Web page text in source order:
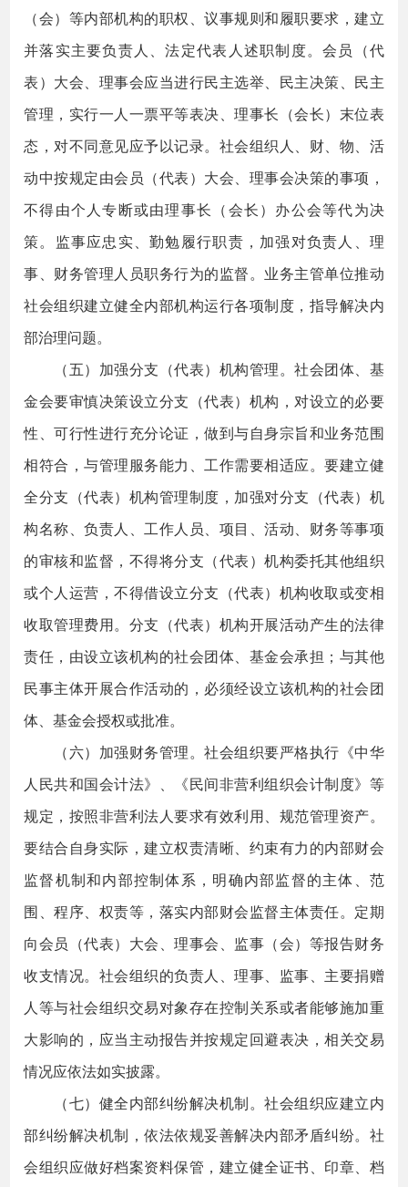
（会）等内部机构的职权、议事规则和履职要求，建立
并落实主要负责人、法定代表人述职制度。会员（代
表）大会、理事会应当进行民主选举、民主决策、民主
管理，实行一人一票平等表决、理事长（会长）末位表
态，对不同意见应予以记录。社会组织人、财、物、活
动中按规定由会员（代表）大会、理事会决策的事项，
不得由个人专断或由理事长（会长）办公会等代为决
策。监事应忠实、勤勉履行职责，加强对负责人、理
事、财务管理人员职务行为的监督。业务主管单位推动
社会组织建立健全内部机构运行各项制度，指导解决内
部治理问题。
（五）加强分支（代表）机构管理。社会团体、基
金会要审慎决策设立分支（代表）机构，对设立的必要
性、可行性进行充分论证，做到与自身宗旨和业务范围
相符合，与管理服务能力、工作需要相适应。要建立健
全分支（代表）机构管理制度，加强对分支（代表）机
构名称、负责人、工作人员、项目、活动、财务等事项
的审核和监督，不得将分支（代表）机构委托其他组织
或个人运营，不得借设立分支（代表）机构收取或变相
收取管理费用。分支（代表）机构开展活动产生的法律
责任，由设立该机构的社会团体、基金会承担；与其他
民事主体开展合作活动的，必须经设立该机构的社会团
体、基金会授权或批准。
（六）加强财务管理。社会组织要严格执行《中华
人民共和国会计法》、《民间非营利组织会计制度》等
规定，按照非营利法人要求有效利用、规范管理资产。
要结合自身实际，建立权责清晰、约束有力的内部财会
监督机制和内部控制体系，明确内部监督的主体、范
围、程序、权责等，落实内部财会监督主体责任。定期
向会员（代表）大会、理事会、监事（会）等报告财务
收支情况。社会组织的负责人、理事、监事、主要捐赠
人等与社会组织交易对象存在控制关系或者能够施加重
大影响的，应当主动报告并按规定回避表决，相关交易
情况应依法如实披露。
（七）健全内部纠纷解决机制。社会组织应建立内
部纠纷解决机制，依法依规妥善解决内部矛盾纠纷。社
会组织应做好档案资料保管，建立健全证书、印章、档